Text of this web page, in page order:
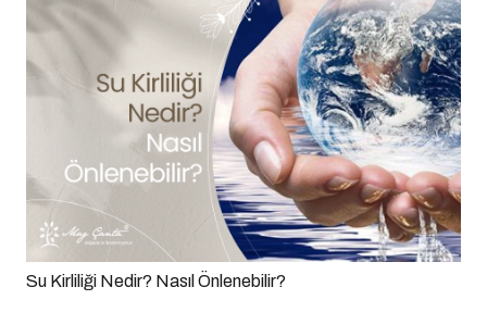
Su Kirliliği Nedir? Nasıl Önlenebilir?